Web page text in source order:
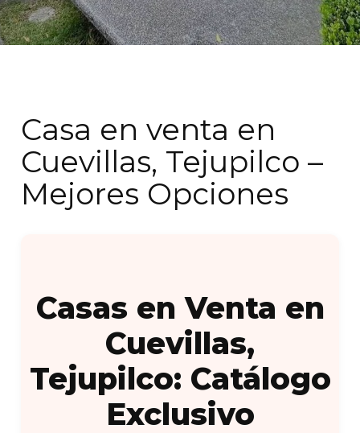
Casa en venta en
Cuevillas, Tejupilco –
Mejores Opciones
Casas en Venta en
Cuevillas,
Tejupilco: Catálogo
Exclusivo